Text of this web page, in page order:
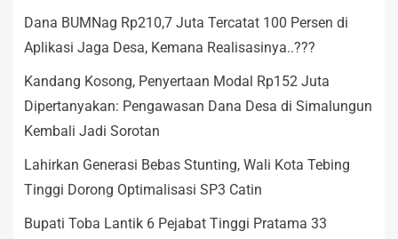
Dana BUMNag Rp210,7 Juta Tercatat 100 Persen di
Aplikasi Jaga Desa, Kemana Realisasinya..???
Kandang Kosong, Penyertaan Modal Rp152 Juta
Dipertanyakan: Pengawasan Dana Desa di Simalungun
Kembali Jadi Sorotan
Lahirkan Generasi Bebas Stunting, Wali Kota Tebing
Tinggi Dorong Optimalisasi SP3 Catin
Bupati Toba Lantik 6 Pejabat Tinggi Pratama 33